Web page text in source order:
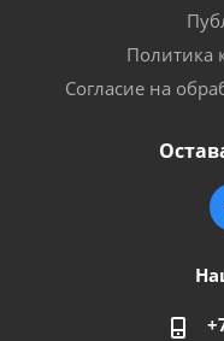
Политика
Согласие на